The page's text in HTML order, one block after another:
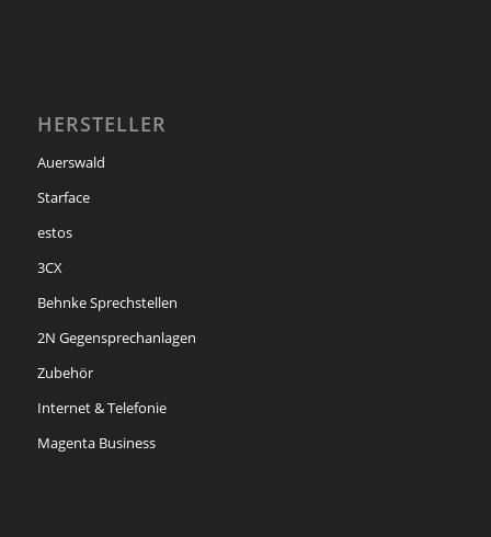
HERSTELLER
Auerswald
Starface
estos
3CX
Behnke Sprechstellen
2N Gegensprechanlagen
Zubehör
Internet & Telefonie
Magenta Business